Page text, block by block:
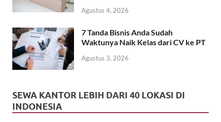
Agustus 4, 2026
7 Tanda Bisnis Anda Sudah
Waktunya Naik Kelas dari CV ke PT
Agustus 3, 2026
SEWA KANTOR LEBIH DARI 40 LOKASI DI
INDONESIA